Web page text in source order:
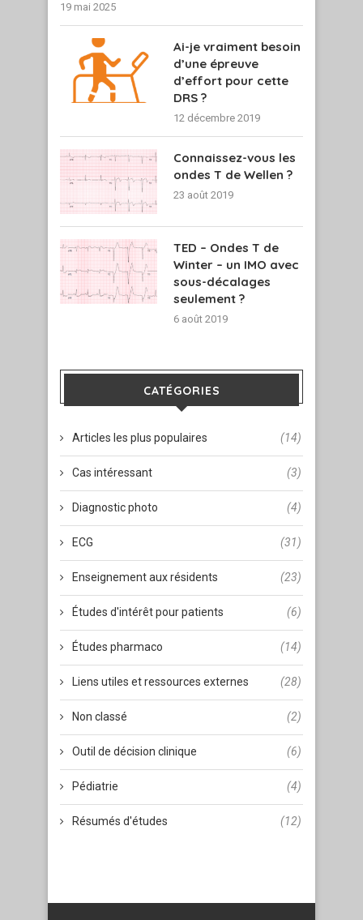
19 mai 2025
Ai-je vraiment besoin
d’une épreuve
d’effort pour cette
DRS ?
12 décembre 2019
Connaissez-vous les
ondes T de Wellen ?
23 août 2019
TED – Ondes T de
Winter – un IMO avec
sous-décalages
seulement ?
6 août 2019
CATÉGORIES
Articles les plus populaires (14)
Cas intéressant (3)
Diagnostic photo (4)
ECG (31)
Enseignement aux résidents (23)
Études d'intérêt pour patients (6)
Études pharmaco (14)
Liens utiles et ressources externes (28)
Non classé (2)
Outil de décision clinique (6)
Pédiatrie (4)
Résumés d'études (12)